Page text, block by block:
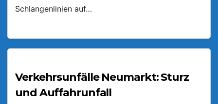
Schlangenlinien auf…
Verkehrsunfälle Neumarkt: Sturz
und Auffahrunfall